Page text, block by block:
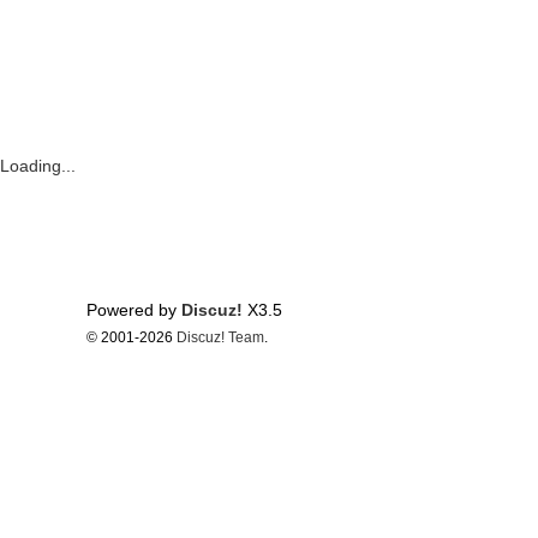
Loading...
Powered by Discuz! X3.5
© 2001-2026 Discuz! Team